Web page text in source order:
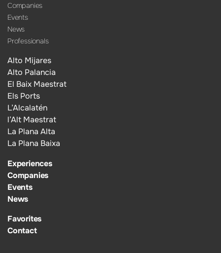
Companies
Events
News
Professionals
Alto Mijares
Alto Palancia
El Baix Maestrat
Els Ports
L’Alcalatén
l’Alt Maestrat
La Plana Alta
La Plana Baixa
Experiences
Companies
Events
News
Favorites
Contact